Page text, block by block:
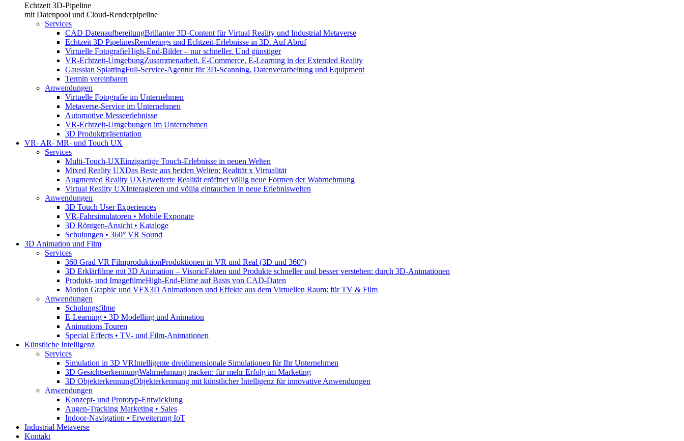
Echtzeit 3D-Pipeline
mit Datenpool und Cloud-Renderpipeline
Services
CAD DatenaufbereitungBrillanter 3D-Content für Virtual Reality und Industrial Metaverse
Echtzeit 3D PipelinesRenderings und Echtzeit-Erlebnisse in 3D. Auf Abruf
Virtuelle FotografieHigh-End-Bilder – nur schneller. Und günstiger
VR-Echtzeit-UmgebungZusammenarbeit, E-Commerce, E-Learning in der Extended Reality
Gaussian SplattingFull-Service-Agentur für 3D-Scanning, Datenverarbeitung und Equipment
Termin vereinbaren
Anwendungen
Virtuelle Fotografie im Unternehmen
Metaverse-Service im Unternehmen
Automotive Messeerlebnisse
VR-Echtzeit-Umgebungen im Unternehmen
3D Produktpräsentation
VR- AR- MR- und Touch UX
Services
Multi-Touch-UXEinzigartige Touch-Erlebnisse in neuen Welten
Mixed Reality UXDas Beste aus beiden Welten: Realität x Virtualität
Augmented Reality UXErweiterte Realität eröffnet völlig neue Formen der Wahrnehmung
Virtual Reality UXInteragieren und völlig eintauchen in neue Erlebniswelten
Anwendungen
3D Touch User Experiences
VR-Fahrsimulatoren • Mobile Exponate
3D Röntgen-Ansicht • Kataloge
Schulungen • 360° VR Sound
3D Animation und Film
Services
360 Grad VR FilmproduktionProduktionen in VR und Real (3D und 360°)
3D Erklärfilme mit 3D Animation – VisoricFakten und Produkte schneller und besser verstehen: durch 3D-Animationen
Produkt- und ImagefilmeHigh-End-Filme auf Basis von CAD-Daten
Motion Graphic und VFX3D Animationen und Effekte aus dem Virtuellen Raum: für TV & Film
Anwendungen
Schulungsfilme
E-Learning • 3D Modelling und Animation
Animations Touren
Special Effects • TV- und Film-Animationen
Künstliche Intelligenz
Services
Simulation in 3D VRIntelligente dreidimensionale Simulationen für Ihr Unternehmen
3D GesichtserkennungWahrnehmung tracken: für mehr Erfolg im Marketing
3D ObjekterkennungObjekterkennung mit künstlicher Intelligenz für innovative Anwendungen
Anwendungen
Konzept- und Prototyp-Entwicklung
Augen-Tracking Marketing • Sales
Indoor-Navigation • Erweiterung IoT
Industrial Metaverse
Kontakt